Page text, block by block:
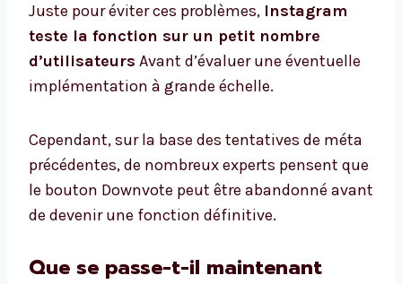
Juste pour éviter ces problèmes, Instagram
teste la fonction sur un petit nombre
d’utilisateurs Avant d’évaluer une éventuelle
implémentation à grande échelle.
Cependant, sur la base des tentatives de méta
précédentes, de nombreux experts pensent que
le bouton Downvote peut être abandonné avant
de devenir une fonction définitive.
Que se passe-t-il maintenant